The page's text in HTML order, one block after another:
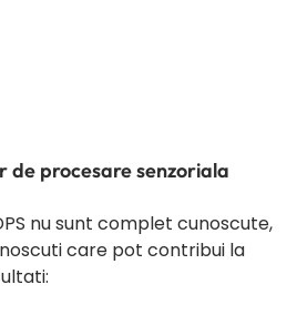
de procesare senzoriala
nu sunt complet cunoscute,
care pot contribui la